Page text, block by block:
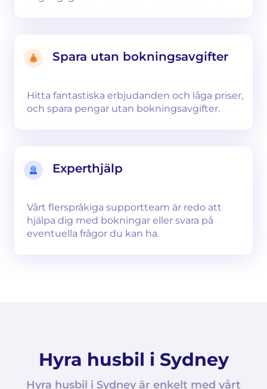
Spara utan bokningsavgifter
Hitta fantastiska erbjudanden och låga priser,
och spara pengar utan bokningsavgifter.
Experthjälp
Vårt flerspråkiga supportteam är redo att
hjälpa dig med bokningar eller svara på
eventuella frågor du kan ha.
Hyra husbil i Sydney
Hyra husbil i Sydney är enkelt med vårt